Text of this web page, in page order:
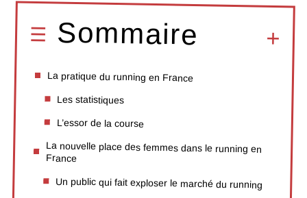
Sommaire
La pratique du running en France
Les statistiques
L’essor de la course
La nouvelle place des femmes dans le running en
France
Un public qui fait exploser le marché du running